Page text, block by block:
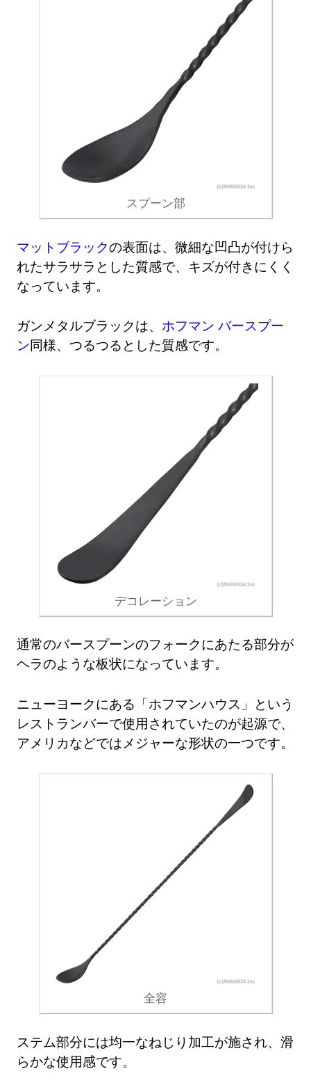
スプーン部
マットブラックの表面は、微細な凹凸が付けら
れたサラサラとした質感で、キズが付きにくく
なっています。
ガンメタルブラックは、 ホフマン バースプー
ン同様、つるつるとした質感です。
デコレーション
通常のバースプーンのフォークにあたる部分が
ヘラのような板状になっています。
ニューヨークにある「ホフマンハウス」という
レストランバーで使用されていたのが起源で、
アメリカなどではメジャーな形状の一つです。
全容
ステム部分には均一なねじり加工が施され、滑
らかな使用感です。